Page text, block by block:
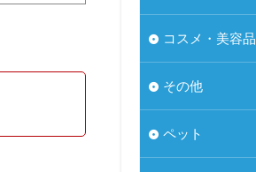
コスメ・美容品
その他
ペット